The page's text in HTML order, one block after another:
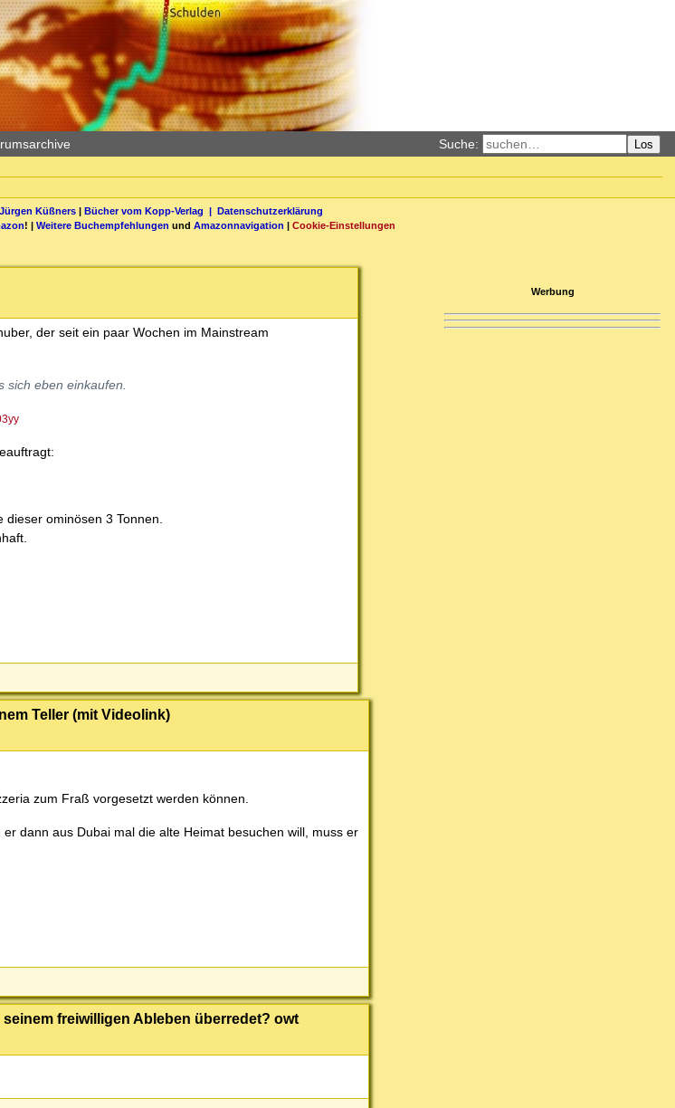
Suche: Los
Küßners| Bücher vom Kopp-Verlag | Datenschutzerklärung
! | Weitere Buchempfehlungen und Amazonnavigation | Cookie-Einstellungen
der seit ein paar Wochen im Mainstream
sich eben einkaufen.
dieser ominösen 3 Tonnen.
Teller (mit Videolink)
zum Fraß vorgesetzt werden können.
dann aus Dubai mal die alte Heimat besuchen will, muss er
freiwilligen Ableben überredet? owt
Werbung